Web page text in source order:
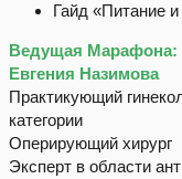
Гайд «Питание
Ведущая Марафона:
Евгения Назимова
Практикующий
категории
Оперирующий хирург
Эксперт в области